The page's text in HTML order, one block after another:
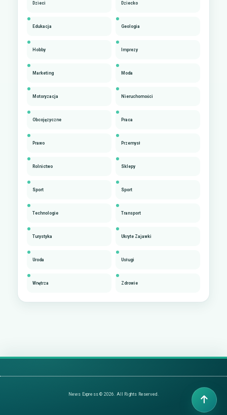
Dzieci Dziecko
Edukacja Geologia
Hobby Imprezy
Marketing Moda
Motoryzacja Nieruchomości
Obcojęzyczne Praca
Prawo Przemysł
Rolnictwo Sklepy
Sport Sport
Technologie Transport
Turystyka Ukryte Zajawki
Uroda Usługi
Wnętrza Zdrowie
News Express © 2026. All Rights Reserved.